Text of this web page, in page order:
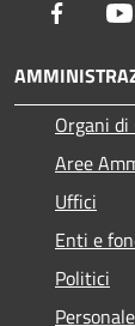
Facebook
Organi di
Aree
Uffici
Enti e
Politici